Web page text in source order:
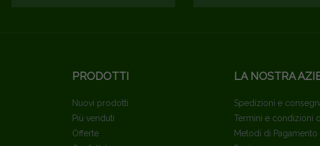
PRODOTTI
Nuovi prodotti
Più venduti
Offerte
LA NOSTRA
Spedizioni e
Termini e condizioni
Metodi di Pagamento